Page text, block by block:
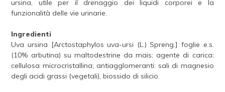
ursina, utile per il drenaggio dei liquidi corporei e la
funzionalità delle vie urinarie.
Ingredienti
Uva ursina [Arctostaphylos uva-ursi (L.) Spreng.] foglie e.s.
(10% arbutina) su maltodestrine da mais; agente di carica:
cellulosa microcristallina; antiagglomeranti: sali di magnesio
degli acidi grassi (vegetali), biossido di silicio.